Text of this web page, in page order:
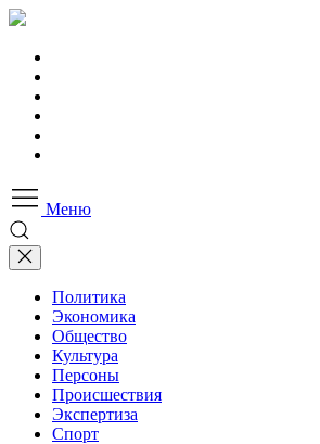
Меню
Политика
Экономика
Общество
Культура
Персоны
Происшествия
Экспертиза
Спорт